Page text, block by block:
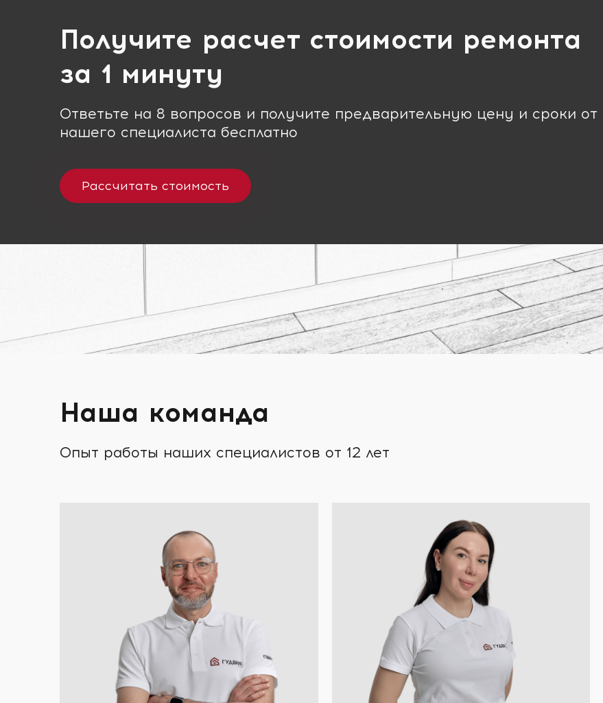
Получите расчет стоимости ремонта
за 1 минуту
Ответьте на 8 вопросов и получите предварительную цену и сроки от
нашего специалиста бесплатно
Рассчитать стоимость
Наша команда
Опыт работы наших специалистов от 12 лет